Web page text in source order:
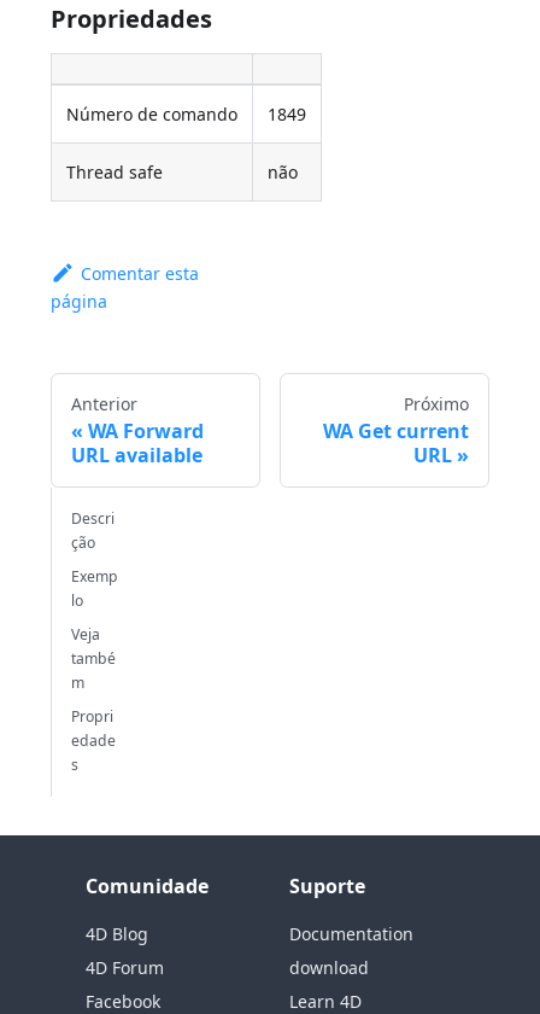
Propriedades
Número de comando 1849
Thread safe não
Comentar esta
página
Anterior
WA Forward
URL available
Próximo
WA Get current
URL
Descri
ção
Exemp
lo
Veja
també
m
Propri
edade
s
Comunidade
4D Blog
4D Forum
Facebook
Suporte
Documentation
download
Learn 4D